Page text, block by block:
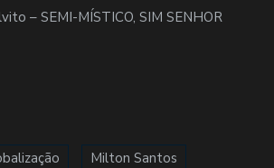
– SEMI-MÍSTICO, SIM SENHOR
Milton Santos